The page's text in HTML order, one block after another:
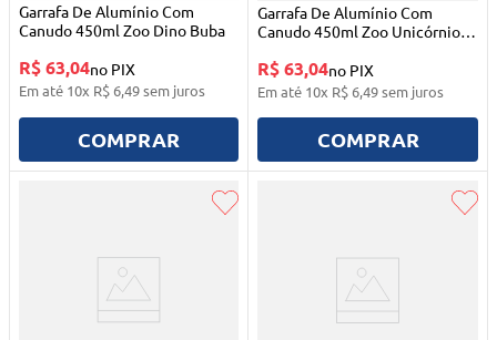
Garrafa De Alumínio Com
Canudo 450ml Zoo Dino Buba
R$ 63,04no PIX
Em até 10x R$ 6,49sem juros
COMPRAR
Garrafa De Alumínio Com
Canudo 450ml Zoo Unicórnio
R$ 63,04no PIX
Em até 10x R$ 6,49sem juros
COMPRAR